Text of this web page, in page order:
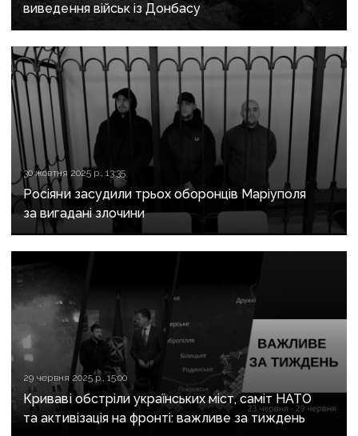
виведення військ із Донбасу
30 жовтня 2025 р., 13:35
Росіяни засудили трьох оборонців Маріуполя
за вигадані злочини
29 червня 2025 р., 15:00
Криваві обстріли українських міст, саміт НАТО
та активізація на фронті: важливе за тиждень